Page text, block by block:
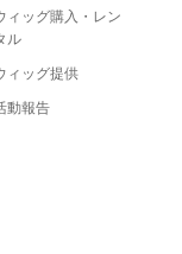
ィッグ購入・レン
ル
ィッグ提供
動報告